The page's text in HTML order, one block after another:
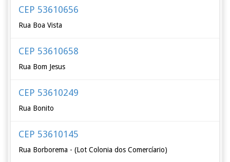
CEP 53610656
Rua Boa Vista
CEP 53610658
Rua Bom Jesus
CEP 53610249
Rua Bonito
CEP 53610145
Rua Borborema - (Lot Colonia dos Comercíario)